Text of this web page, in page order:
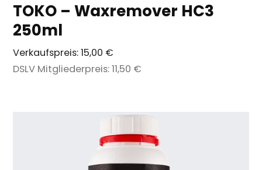
TOKO – Waxremover HC3
250ml
Verkaufspreis:15,00 €
DSLV Mitgliederpreis:11,50 €